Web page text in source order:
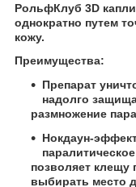
РольфКлуб 3D
однократно путем
кожу.
Преимущества:
Препарат
надолго
размножение
Нокдаун-
позволяет клещу
выбирать место